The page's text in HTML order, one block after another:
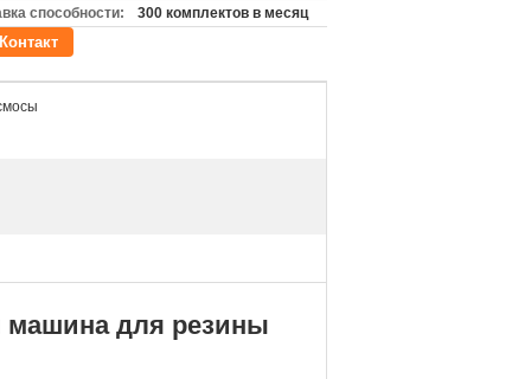
способности:
300 комплектов в месяц
Контакт
машина для резины